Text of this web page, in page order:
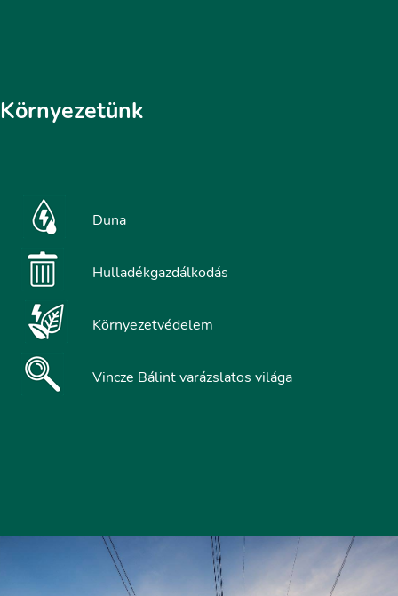
Környezetünk
Duna
Hulladékgazdálkodás
Környezetvédelem
Vincze Bálint varázslatos világa